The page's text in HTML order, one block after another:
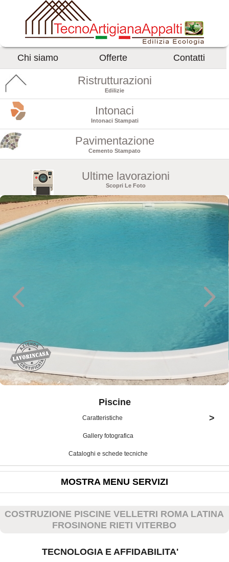
Chi siamo Offerte Contatti
Ristrutturazioni
Edilizie
Intonaci
Intonaci Stampati
Pavimentazione
Cemento Stampato
Ultime lavorazioni
Scopri Le Foto
Piscine
Caratteristiche >
Gallery fotografica
Cataloghi e schede tecniche
MOSTRA MENU SERVIZI
COSTRUZIONE PISCINE VELLETRI ROMA LATINA
FROSINONE RIETI VITERBO
TECNOLOGIA E AFFIDABILITA'